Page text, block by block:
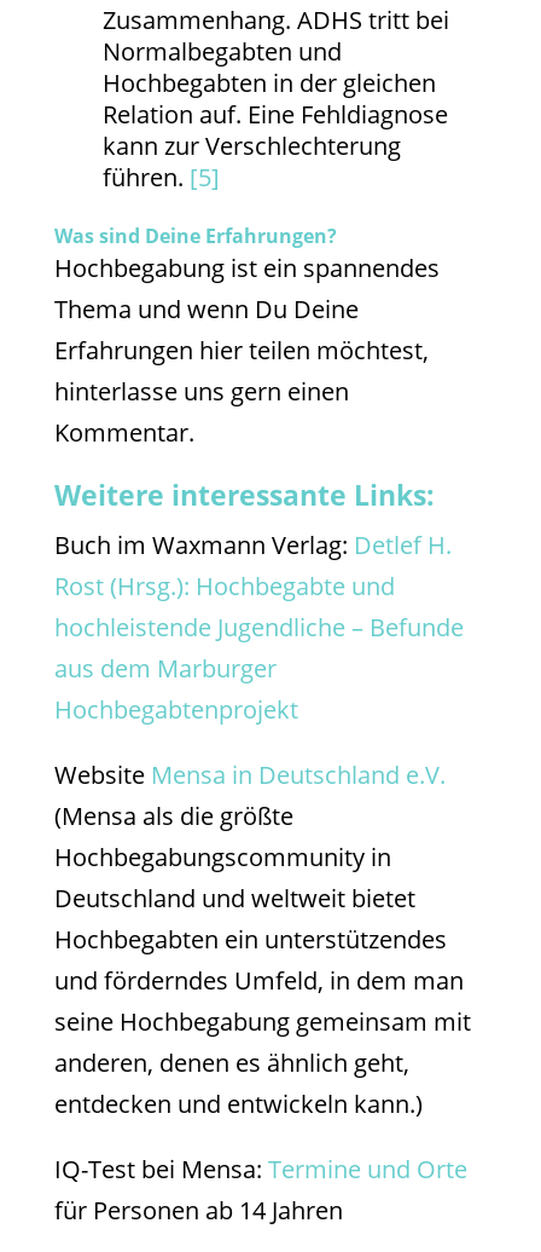
Zusammenhang. ADHS tritt bei
Normalbegabten und
Hochbegabten in der gleichen
Relation auf. Eine Fehldiagnose
kann zur Verschlechterung
führen. [5]
Was sind Deine Erfahrungen?
Hochbegabung ist ein spannendes
Thema und wenn Du Deine
Erfahrungen hier teilen möchtest,
hinterlasse uns gern einen
Kommentar.
Weitere interessante Links:
Buch im Waxmann Verlag: Detlef H.
Rost (Hrsg.): Hochbegabte und
hochleistende Jugendliche – Befunde
aus dem Marburger
Hochbegabtenprojekt
Website Mensa in Deutschland e.V.
(Mensa als die größte
Hochbegabungscommunity in
Deutschland und weltweit bietet
Hochbegabten ein unterstützendes
und förderndes Umfeld, in dem man
seine Hochbegabung gemeinsam mit
anderen, denen es ähnlich geht,
entdecken und entwickeln kann.)
IQ-Test bei Mensa: Termine und Orte
für Personen ab 14 Jahren